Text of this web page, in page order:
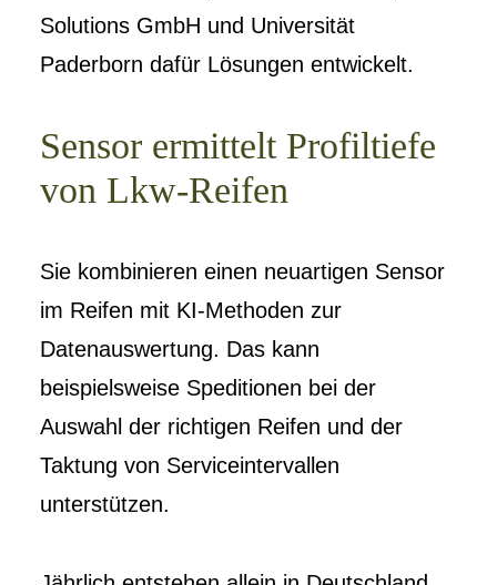
Solutions GmbH und Universität
Paderborn dafür Lösungen entwickelt.
Sensor ermittelt Profiltiefe
von Lkw-Reifen
Sie kombinieren einen neuartigen Sensor
im Reifen mit KI-Methoden zur
Datenauswertung. Das kann
beispielsweise Speditionen bei der
Auswahl der richtigen Reifen und der
Taktung von Serviceintervallen
unterstützen.